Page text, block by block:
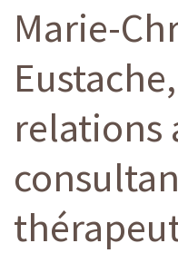
Marie-
relations